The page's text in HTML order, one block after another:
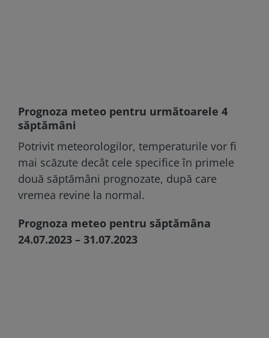
Prognoza meteo pentru următoarele 4
săptămâni
Potrivit meteorologilor, temperaturile vor fi
mai scăzute decât cele specifice în primele
două săptămâni prognozate, după care
vremea revine la normal.
Prognoza meteo pentru săptămâna
24.07.2023 – 31.07.2023